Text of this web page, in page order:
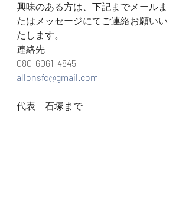
興味のある方は、下記までメールま
たはメッセージにてご連絡お願いい
たします。
連絡先
080-6061-4845
allonsfc@gmail.com
代表　石塚まで